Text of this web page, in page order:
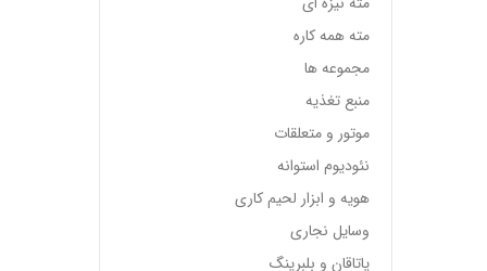
مته همه کاره
مجموعه ها
منبع تغذیه
موتور و متعلقات
نئودیوم استوانه
هویه و ابزار لحیم کاری
وسایل نجاری
یاتاقان و بلبرینگ